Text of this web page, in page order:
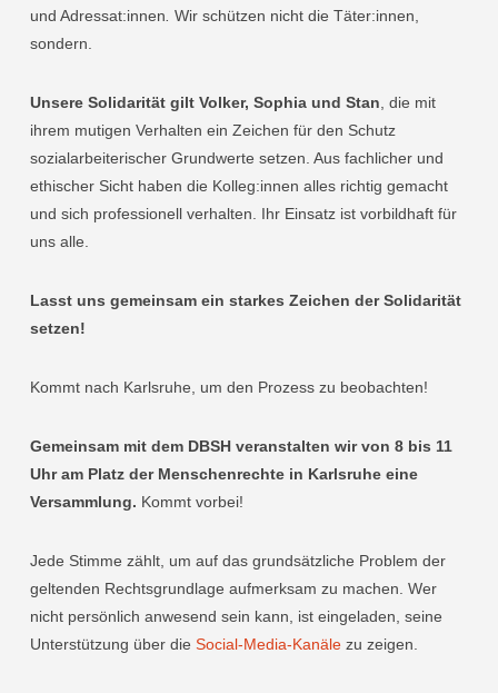
und Adressat:innen Wir schützen nicht die Täter:innen,
sondern.
Unsere Solidarität gilt Volker, Sophia und Stan , die mit
ihrem mutigen Verhalten ein Zeichen für den Schutz
sozialarbeiterischer Grundwerte setzen. Aus fachlicher und
ethischer Sicht haben die Kolleg:innen alles richtig gemacht
und sich professionell verhalten. Ihr Einsatz ist vorbildhaft für
uns alle.
Lasst uns gemeinsam ein starkes Zeichen der Solidarität
setzen!
Kommt nach Karlsruhe, um den Prozess zu beobachten!
Gemeinsam mit dem DBSH veranstalten wir von 8 bis 11
Uhr am Platz der Menschenrechte in Karlsruhe eine
Versammlung. Kommt vorbei!
Jede Stimme zählt, um auf das grundsätzliche Problem der
geltenden Rechtsgrundlage aufmerksam zu machen. Wer
nicht persönlich anwesend sein kann, ist eingeladen, seine
Unterstützung über die Social-Media-Kanälezu zeigen.